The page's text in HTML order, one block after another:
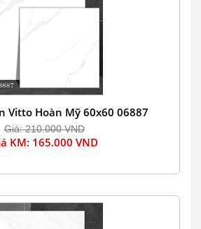
Vitto Hoàn Mỹ 60x60 06887
Giá: 210.000 VND
KM: 165.000 VND